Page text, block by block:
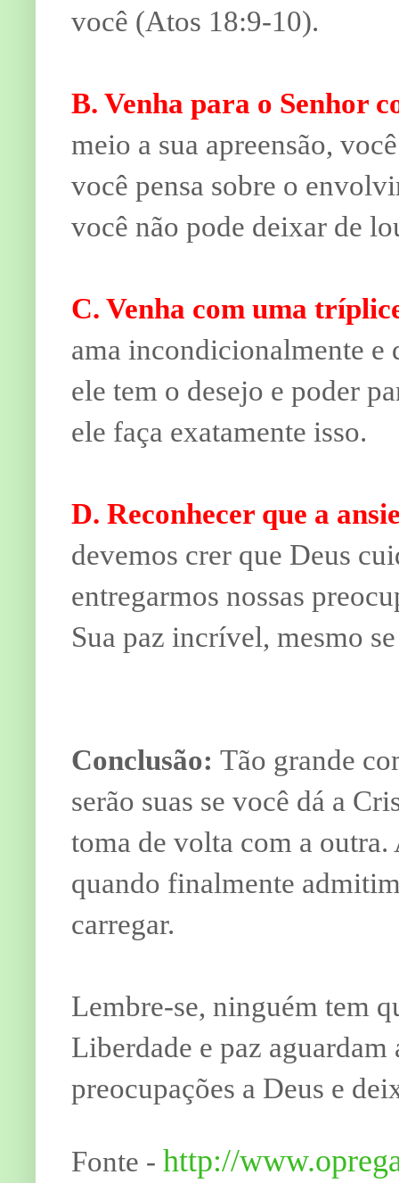
você (Atos 18:9-10).
B. Venha para o Senhor
meio a sua apreensão,
você pensa sobre o
você não pode deixar de
C. Venha com uma
ama incondicionalmente e
ele tem o desejo e poder
ele faça exatamente isso.
D. Reconhecer que a
devemos crer que Deus
entregarmos nossas
Sua paz incrível, mesmo
Conclusão: Tão grande
serão suas se você dá a
toma de volta com a
quando finalmente
carregar.
Lembre-se, ninguém tem
Liberdade e paz aguardam
preocupações a Deus e
Fonte - http://